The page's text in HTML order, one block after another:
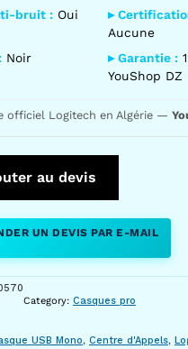
bruit : Oui
▸
Aucune
Noir ▸ Garantie :
YouShop DZ
officiel Logitech en Algérie —
au devis
UN DEVIS PAR E-MAIL
Category: Casques pro
USB Mono, Centre d'Appels,